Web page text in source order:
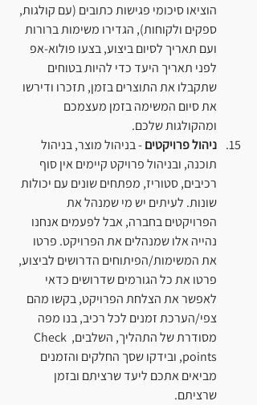
הוציאו סיכומי פגישות כתובים (עם קולגות,
ספקים ולקוחות), הגדירו משימות ברורות
ועם תאריך לסיום ביצוע, בצעו פולוא-אפ
לפני תאריך היעד כדי להיות בטוחים
שתקבלו את התוצרים בזמן, תזכרו ודירשו
את סיום המשימה בזמן מעצמכם
ומהקולגות שלכם.
ניהול פרויקטים - בניהול מוצר, בניהול
תוכנה, ובניהול פרויקט קיימים אין סוף
רכיבים, סטוריז, מפתחים שונים עם יכולות
שונות. לעיתים יש מי שמנהל את
הפרויקטים בחברה, אבל לפעמים אנחנו
נהייה אלו שמנהלים את הפרויקט. פרטו
את המשימות/הפיתוחים הדרושים לביצוע,
פרטו את כל הגורמים שדרושים כדאי
לאפשר את הצלחת הפרויקט, בקשו מהם
צפי/הערכת זמנים לכל רכיב, בנו מפה
מסודרת של התהליך, השלבים, Check
points, ובידקו שסך החלקים והזמנים
מביאים אתכם ליעד שרציתם ובזמן
שרציתם.